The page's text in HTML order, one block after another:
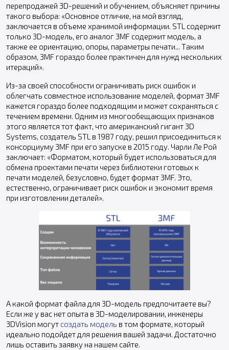
перепродажей 3D-решений и обучением, объясняет причины
такого выбора: «Основное отличие, на мой взгляд,
заключается в объеме хранимой информации. STL содержит
только 3D-модель, его аналог 3MF содержит модель, а
также ее ориентацию, опоры, параметры печати... Таким
образом, 3MF гораздо более практичен для нужд нескольких
итераций».
Из-за своей способности ограничивать риск ошибок и
облегчать совместное использование моделей, формат 3MF
кажется гораздо более подходящим и может сохраняться с
течением времени. Одним из многообещающих признаков
этого является тот факт, что американский гигант 3D
Systems, создатель STL в 1987 году, решил присоединиться к
консорциуму 3MF при его запуске в 2015 году. Чарли Ле Рой
заключает: «Форматом, который будет использоваться для
обмена проектами печати через библиотеки готовых к
печати моделей, безусловно, будет формат 3MF. Это,
естественно, ограничивает риск ошибок и экономит время
при изготовлении деталей».
А какой формат файла для 3D-модель предпочитаете вы?
Если же у вас нет опыта в 3D-моделировании, инженеры
3DVision могут создать модель в том формате, который
идеально подойдет для решения вашей задачи. Достаточно
лишь оставить заявку на нашем сайте.